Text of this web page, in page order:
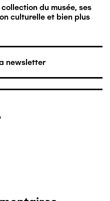
du musée, ses
culturelle et bien plus
newsletter